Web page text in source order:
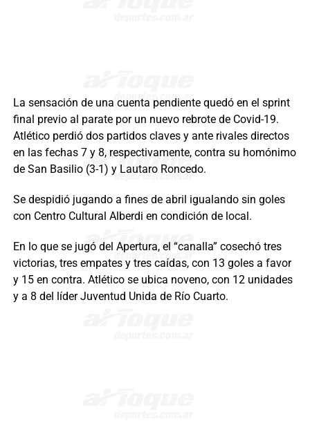
La sensación de una cuenta pendiente quedó en el sprint
final previo al parate por un nuevo rebrote de Covid-19.
Atlético perdió dos partidos claves y ante rivales directos
en las fechas 7 y 8, respectivamente, contra su homónimo
de San Basilio (3-1) y Lautaro Roncedo.
Se despidió jugando a fines de abril igualando sin goles
con Centro Cultural Alberdi en condición de local.
En lo que se jugó del Apertura, el “canalla” cosechó tres
victorias, tres empates y tres caídas, con 13 goles a favor
y 15 en contra. Atlético se ubica noveno, con 12 unidades
y a 8 del líder Juventud Unida de Río Cuarto.